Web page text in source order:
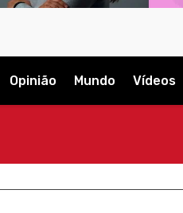
Opinião Mundo Vídeos